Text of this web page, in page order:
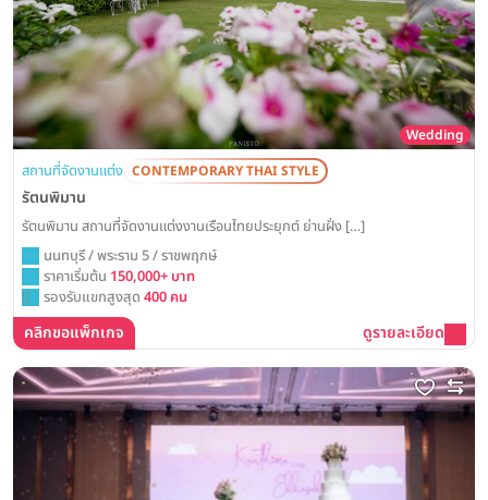
Wedding
สถานที่จัดงานแต่ง CONTEMPORARY THAI STYLE
รัตนพิมาน
รัตนพิมาน สถานที่จัดงานแต่งงานเรือนไทยประยุกต์ ย่านฝั่ง […]
นนทบุรี / พระราม 5 / ราชพฤกษ์
ราคาเริ่มต้น 150,000+ บาท
รองรับแขกสูงสุด 400 คน
คลิกขอแพ็กเกจ ดูรายละเอียด